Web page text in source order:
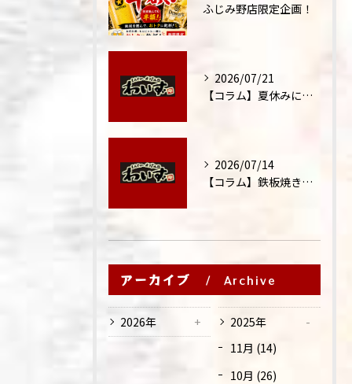
ふじみ野店限定企画！
2026/07/21
【コラム】夏休みに家族外食が増える理由
2026/07/14
【コラム】鉄板焼きが"コミュニケーション飯"と呼ばれる理由
アーカイブ Archive
2026年
2025年
11月 (14)
10月 (26)